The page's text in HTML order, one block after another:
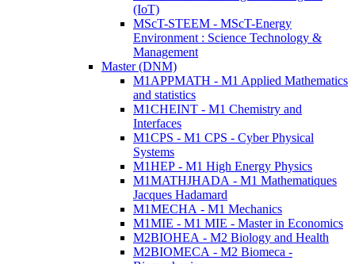
(IoT)
MScT-STEEM - MScT-Energy
Environment : Science Technology &
Management
Master (DNM)
M1APPMATH - M1 Applied Mathematics
and statistics
M1CHEINT - M1 Chemistry and
Interfaces
M1CPS - M1 CPS - Cyber Physical
Systems
M1HEP - M1 High Energy Physics
M1MATHJHADA - M1 Mathematiques
Jacques Hadamard
M1MECHA - M1 Mechanics
M1MIE - M1 MIE - Master in Economics
M2BIOHEA - M2 Biology and Health
M2BIOMECA - M2 Biomeca -